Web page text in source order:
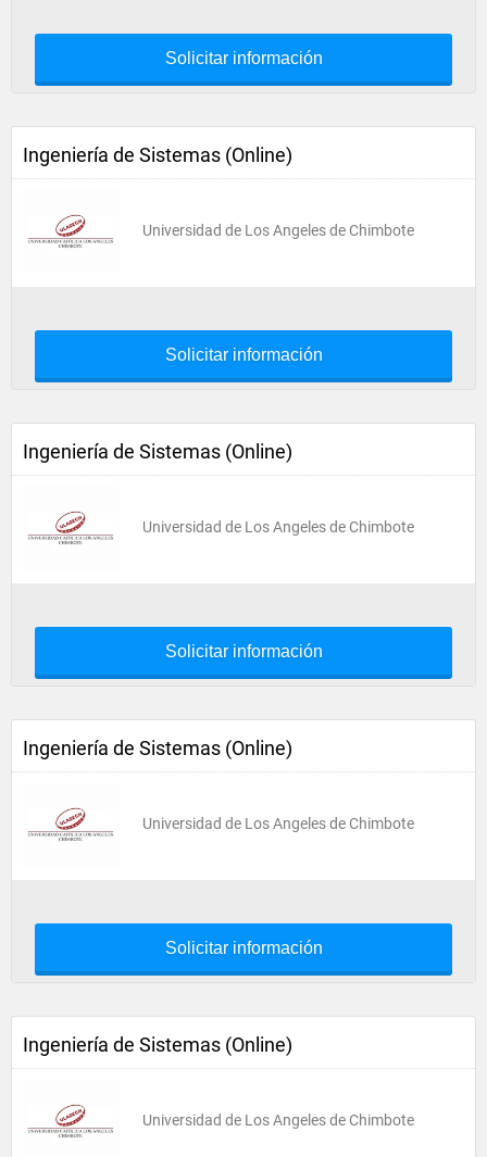
Solicitar información
Ingeniería de Sistemas (Online)
Universidad de Los Angeles de Chimbote
Solicitar información
Ingeniería de Sistemas (Online)
Universidad de Los Angeles de Chimbote
Solicitar información
Ingeniería de Sistemas (Online)
Universidad de Los Angeles de Chimbote
Solicitar información
Ingeniería de Sistemas (Online)
Universidad de Los Angeles de Chimbote